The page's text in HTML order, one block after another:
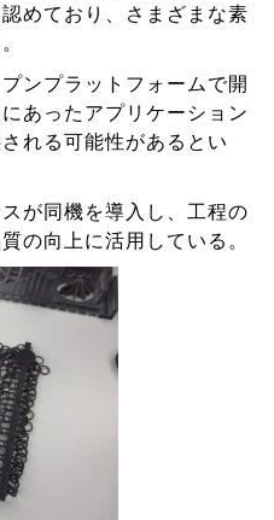
めており、さまざまな素
ンプラットフォームで開
あったアプリケーション
れる可能性があるとい
が同機を導入し、工程の
の向上に活用している。